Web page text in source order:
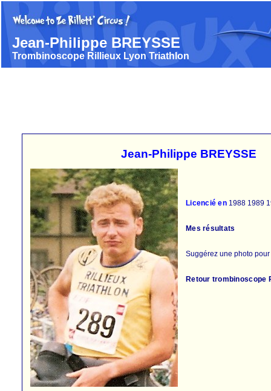
Jean-Philippe BREYSSE
Trombinoscope Rillieux Lyon Triathlon
Jean-Philippe BREYSSE
Licencié en 1988 1989
Mes résultats
Suggérez une photo
Retour trombinoscope